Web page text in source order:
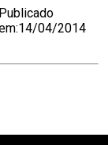
Publicado
04/2014